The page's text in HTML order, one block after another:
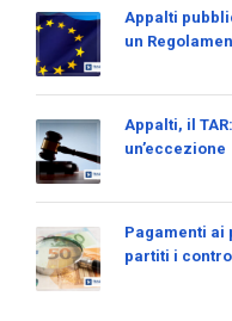
Appalti
un
Appalti, il
un’eccezione
Pagamenti ai
partiti i